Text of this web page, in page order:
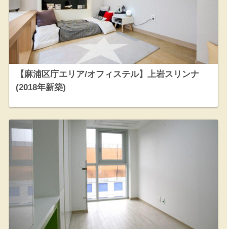
【麻浦区庁エリア/オフィステル】上岩スリンナ
(2018年新築)